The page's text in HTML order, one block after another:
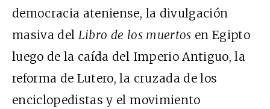
democracia ateniense, la divulgación
masiva del Libro de los muertos en Egipto
luego de la caída del Imperio Antiguo, la
reforma de Lutero, la cruzada de los
enciclopedistas y el movimiento